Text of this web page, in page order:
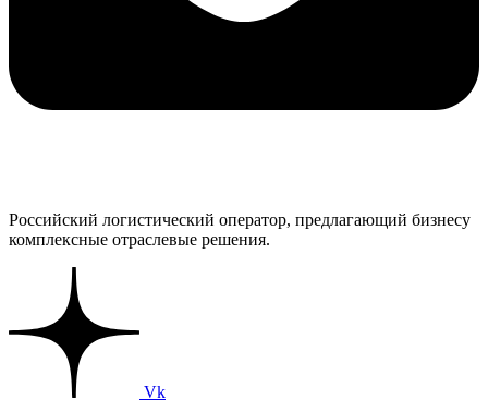
Российский логистический оператор, предлагающий бизнесу
комплексные отраслевые решения.
Vk